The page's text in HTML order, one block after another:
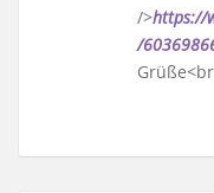
/>https://
/